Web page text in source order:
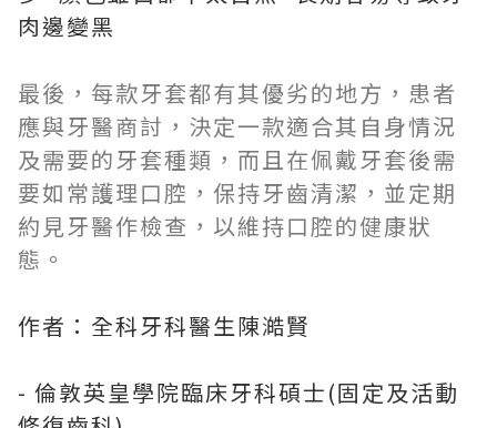
肉邊變黑
最後，每款牙套都有其優劣的地方，患者
應與牙醫商討，決定一款適合其自身情況
及需要的牙套種類，而且在佩戴牙套後需
要如常護理口腔，保持牙齒清潔，並定期
約見牙醫作檢查，以維持口腔的健康狀
態。
作者：全科牙科醫生陳澔賢
- 倫敦英皇學院臨床牙科碩士(固定及活動